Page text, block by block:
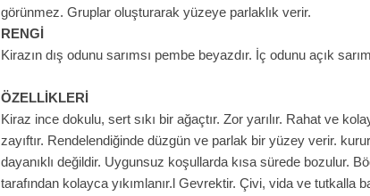
görünmez. Gruplar oluşturarak yüzeye parlaklık verir.
RENGİ
Kirazın dış odunu sarımsı pembe beyazdır. İç odunu açık
ÖZELLİKLERİ
Kiraz ince dokulu, sert sıkı bir ağaçtır. Zor yarılır. Rahat ve
zayıftır. Rendelendiğinde düzgün ve parlak bir yüzey verir.
dayanıklı değildir. Uygunsuz koşullarda kısa sürede bozulur.
tarafından kolayca yıkımlanır.l Gevrektir. Çivi, vida ve tutkalla